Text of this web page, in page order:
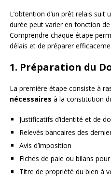
L’obtention d’un prêt relais
durée peut varier en fonction
Comprendre chaque étape
délais et de préparer
1. Préparation du
La première étape consiste à
nécessaires à la constitution
Justificatifs d’identité et de
Relevés bancaires des
Avis d’imposition
Fiches de paie ou bilans
Titre de propriété du bien à